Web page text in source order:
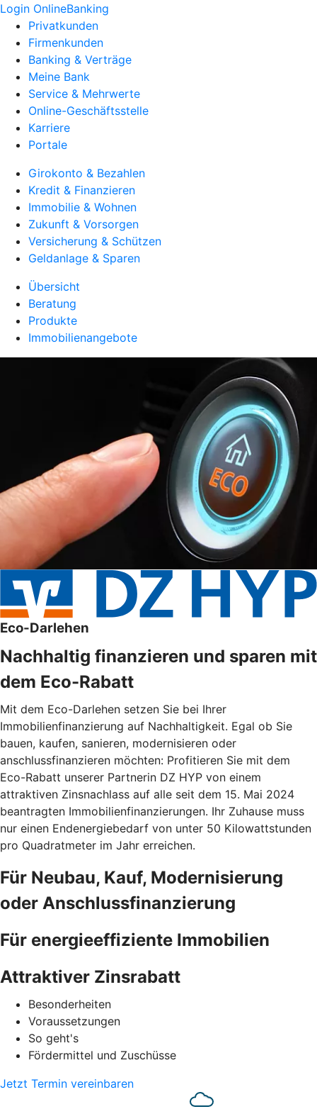
Login OnlineBanking
Privatkunden
Firmenkunden
Banking & Verträge
Meine Bank
Service & Mehrwerte
Online-Geschäftsstelle
Karriere
Portale
Girokonto & Bezahlen
Kredit & Finanzieren
Immobilie & Wohnen
Zukunft & Vorsorgen
Versicherung & Schützen
Geldanlage & Sparen
Übersicht
Beratung
Produkte
Immobilienangebote
Eco-Darlehen
Nachhaltig finanzieren und sparen mit
dem Eco-Rabatt
Mit dem Eco-Darlehen setzen Sie bei Ihrer
Immobilienfinanzierung auf Nachhaltigkeit. Egal ob Sie
bauen, kaufen, sanieren, modernisieren oder
anschlussfinanzieren möchten: Profitieren Sie mit dem
Eco-Rabatt unserer Partnerin DZ HYP von einem
attraktiven Zinsnachlass auf alle seit dem 15. Mai 2024
beantragten Immobilienfinanzierungen. Ihr Zuhause muss
nur einen Endenergiebedarf von unter 50 Kilowattstunden
pro Quadratmeter im Jahr erreichen.
Für Neubau, Kauf, Modernisierung
oder Anschlussfinanzierung
Für energieeffiziente Immobilien
Attraktiver Zinsrabatt
Besonderheiten
Voraussetzungen
So geht's
Fördermittel und Zuschüsse
Jetzt Termin vereinbaren